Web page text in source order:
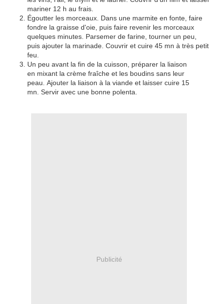
mariner 12 h au frais.
Égoutter les morceaux. Dans une marmite en fonte, faire
fondre la graisse d'oie, puis faire revenir les morceaux
quelques minutes. Parsemer de farine, tourner un peu,
puis ajouter la marinade. Couvrir et cuire 45 mn à très petit
feu.
Un peu avant la fin de la cuisson, préparer la liaison
en mixant la crème fraîche et les boudins sans leur
peau. Ajouter la liaison à la viande et laisser cuire 15
mn. Servir avec une bonne polenta.
Publicité